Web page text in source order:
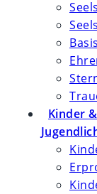
Kinder &